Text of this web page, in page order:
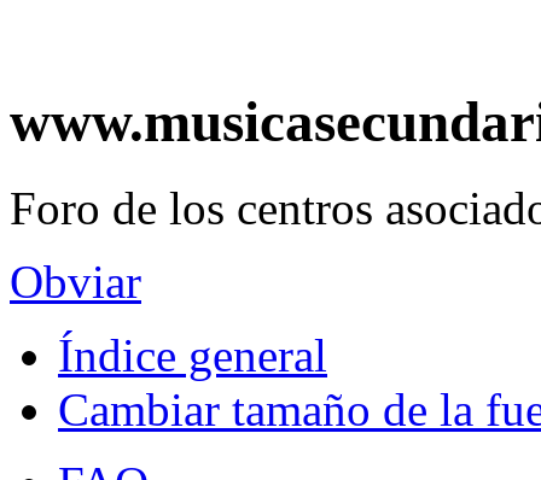
Foro de los centros
Obviar
Índice general
Cambiar tamaño de la